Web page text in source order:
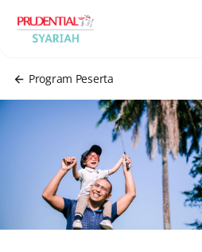
Program Peserta